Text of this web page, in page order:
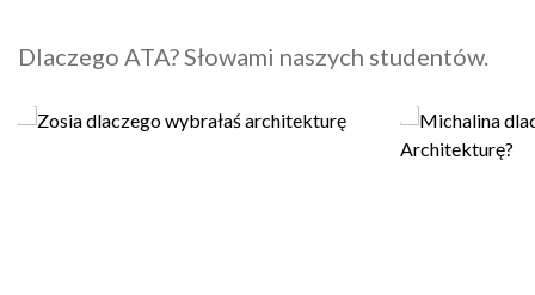
Dlaczego ATA? Słowami naszych studentów.